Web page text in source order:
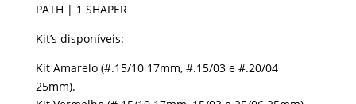
PATH | 1 SHAPER
Kit’s disponíveis:
Kit Amarelo (#.15/10 17mm, #.15/03 e #.20/04
25mm).